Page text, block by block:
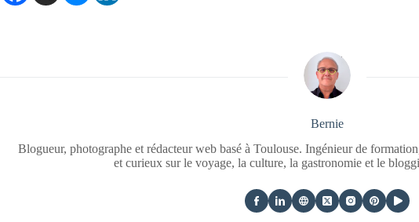
Bernie
Blogueur, photographe et rédacteur web basé à Toulouse. Ingénieur de
et curieux sur le voyage, la culture, la gastronomie et le